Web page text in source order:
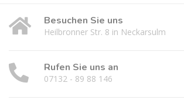
Besuchen Sie uns
Heilbronner Str. 8 in Neckarsulm
Rufen Sie uns an
07132 - 89 88 146